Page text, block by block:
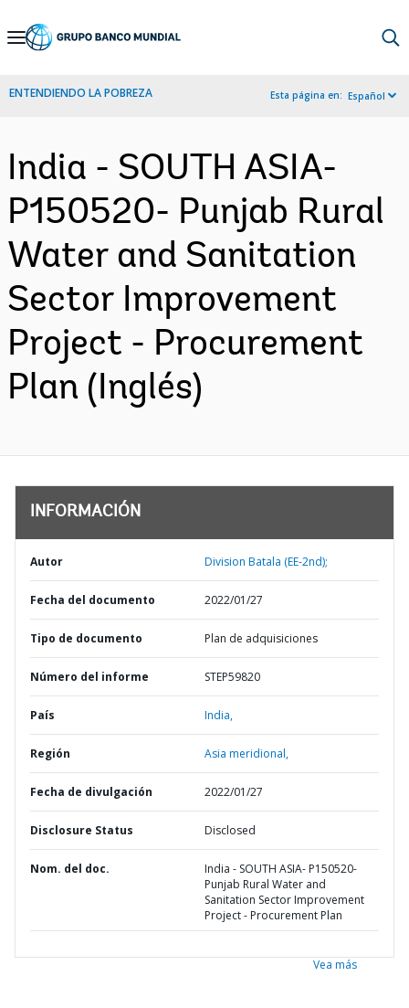
Skip
Navigation
ENTENDIENDO LA POBREZA Esta página en: Español
India - SOUTH ASIA-
P150520- Punjab Rural
Water and Sanitation
Sector Improvement
Project - Procurement
Plan (Inglés)
INFORMACIÓN
Autor Division Batala (EE-2nd);
Fecha del documento 2022/01/27
Tipo de documento Plan de adquisiciones
Número del informe STEP59820
País India,
Región Asia meridional,
Fecha de divulgación 2022/01/27
Disclosure Status Disclosed
Nom. del doc.
India - SOUTH ASIA- P150520-
Punjab Rural Water and
Sanitation Sector Improvement
Project - Procurement Plan
Vea más